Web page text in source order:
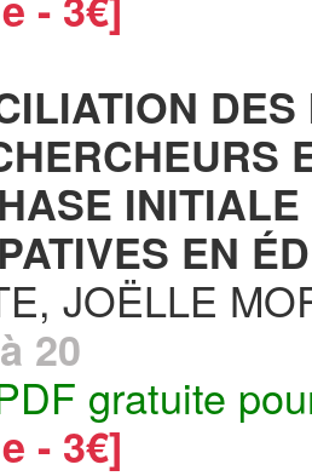
EN
JOËLLE
20
gratuite
- 3€]